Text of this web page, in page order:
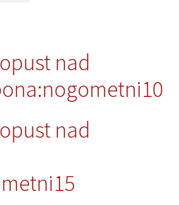
nad
nad